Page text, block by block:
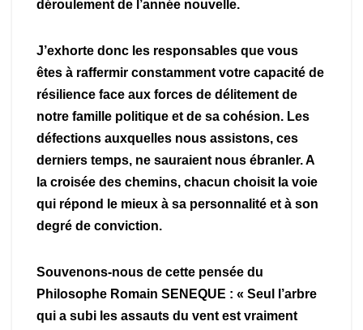
déroulement de l’année nouvelle.
J’exhorte donc les responsables que vous
êtes à raffermir constamment votre capacité de
résilience face aux forces de délitement de
notre famille politique et de sa cohésion. Les
défections auxquelles nous assistons, ces
derniers temps, ne sauraient nous ébranler. A
la croisée des chemins, chacun choisit la voie
qui répond le mieux à sa personnalité et à son
degré de conviction.
Souvenons-nous de cette pensée du
Philosophe Romain SENEQUE : « Seul l’arbre
qui a subi les assauts du vent est vraiment